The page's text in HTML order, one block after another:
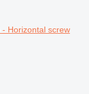
- Horizontal screw